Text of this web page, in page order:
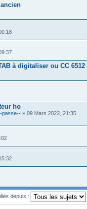
à digitaliser ou CC 6512
ho
passe-- » 09 Mars 2022, 21:35
depuis :